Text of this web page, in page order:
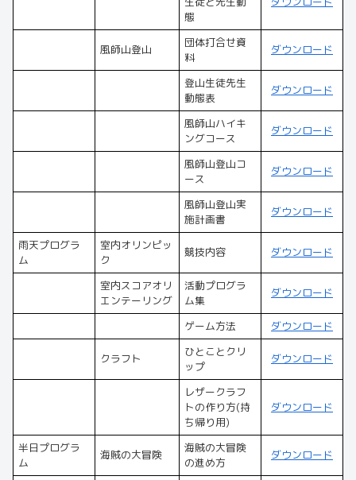
態
風師山登山
団体打合せ資
料
ダウンロード
登山生徒先生
動態表
ダウンロード
風師山ハイキ
ングコース
ダウンロード
風師山登山コ
ース
ダウンロード
風師山登山実
施計画書
ダウンロード
雨天プログラ
ム
室内オリンピッ
ク
競技内容 ダウンロード
室内スコアオリ
エンテーリング
活動プログラ
ム集
ダウンロード
ゲーム方法 ダウンロード
クラフト
ひとことクリ
ップ
ダウンロード
レザークラフ
トの作り方(持
ち帰り用)
ダウンロード
半日プログラ
ム
海賊の大冒険
海賊の大冒険
の進め方
ダウンロード